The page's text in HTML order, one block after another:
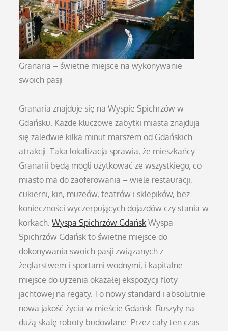
Granaria – świetne miejsce na wykonywanie
swoich pasji
Granaria znajduje się na Wyspie Spichrzów w
Gdańsku. Każde kluczowe zabytki miasta znajdują
się zaledwie kilka minut marszem od Gdańskich
atrakcji. Taka lokalizacja sprawia, że mieszkańcy
Granarii będą mogli użytkować ze wszystkiego, co
miasto ma do zaoferowania – wiele restauracji,
cukierni, kin, muzeów, teatrów i sklepików, bez
konieczności wyczerpujących dojazdów czy stania w
korkach.Wyspa Spichrzów Gdańsk Wyspa
Spichrzów Gdańsk to świetne miejsce do
dokonywania swoich pasji związanych z
żeglarstwem i sportami wodnymi, i kapitalne
miejsce do ujrzenia okazałej ekspozycji floty
jachtowej na regaty. To nowy standard i absolutnie
nowa jakość życia w mieście Gdańsk. Ruszyły na
dużą skalę roboty budowlane. Przez cały ten czas